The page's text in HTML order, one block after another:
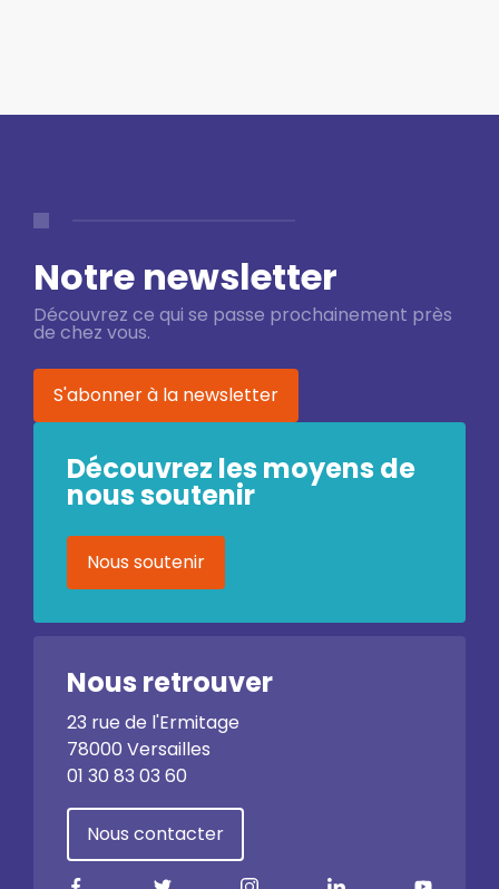
Notre newsletter
Découvrez ce qui se passe prochainement près
de chez vous.
S'abonner à la newsletter
Découvrez les moyens de
nous soutenir
Nous soutenir
Nous retrouver
23 rue de l'Ermitage
78000 Versailles
01 30 83 03 60
Nous contacter